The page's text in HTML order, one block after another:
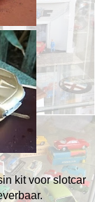
kit voor slotcar